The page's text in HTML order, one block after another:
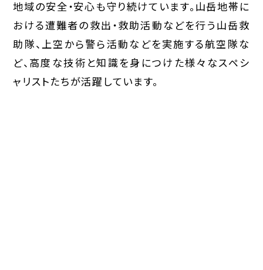
地域の安全・安心も守り続けています。山岳地帯に
おける遭難者の救出・救助活動などを行う山岳救
助隊、上空から警ら活動などを実施する航空隊な
ど、高度な技術と知識を身につけた様々なスペシ
ャリストたちが活躍しています。